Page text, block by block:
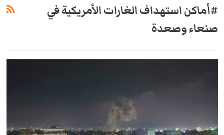
#أماكن استهداف الغارات الأمريكية في
صنعاء وصعدة